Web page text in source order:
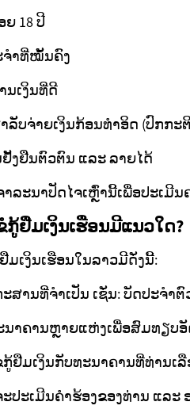
18 ປີ
ຈຳທີ່ໝັ້ນຄົງ
ເງິນທີ່ດີ
ລັບຈ່າຍເງິນກ້ອນທຳອິດ (ປົກກະ
ງຢືນຕົວຕົນ ແລະ ລາຍໄດ້
ລະນາປັດໄຈເຫຼົ່ານີ້ເພື່ອປະເມີ
ຢືມເງິນເຮືອນມີແນວໃດ?
ເງິນເຮືອນໃນລາວມີດັ່ງນີ້:
ສານທີ່ຈຳເປັນ ເຊັ່ນ: ບັດປະຈຳ
າຄານຫຼາຍແຫ່ງເພື່ອສົມທຽບອັ
ຢືມເງິນກັບທະນາຄານທີ່ທ່ານເລື
ປະເມີນຄຳຮ້ອງຂອງທ່ານ ແລະ